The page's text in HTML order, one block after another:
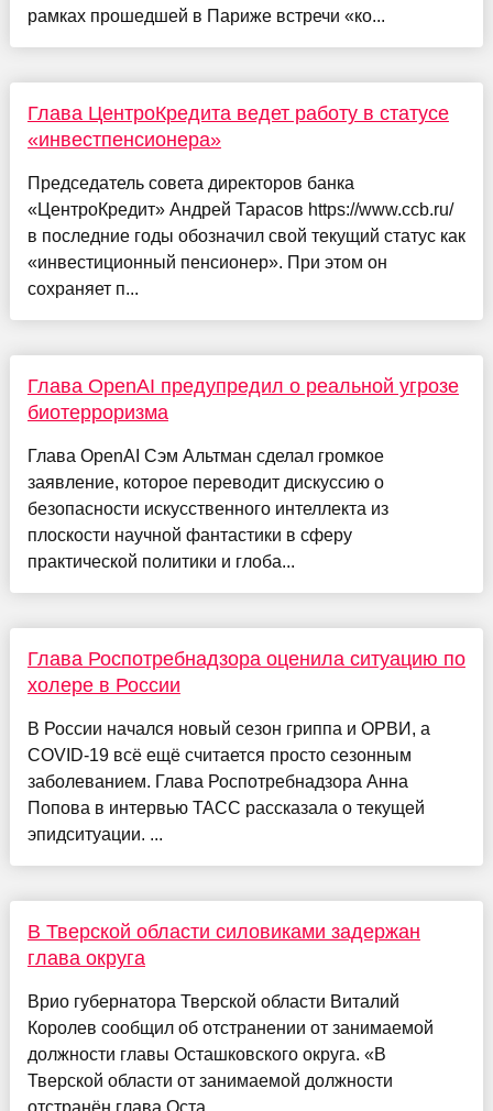
рамках прошедшей в Париже встречи «ко...
Глава ЦентроКредита ведет работу в статусе
«инвестпенсионера»
Председатель совета директоров банка
«ЦентроКредит» Андрей Тарасов https://www.ccb.ru/
в последние годы обозначил свой текущий статус как
«инвестиционный пенсионер». При этом он
сохраняет п...
Глава OpenAI предупредил о реальной угрозе
биотерроризма
Глава OpenAI Сэм Альтман сделал громкое
заявление, которое переводит дискуссию о
безопасности искусственного интеллекта из
плоскости научной фантастики в сферу
практической политики и глоба...
Глава Роспотребнадзора оценила ситуацию по
холере в России
В России начался новый сезон гриппа и ОРВИ, а
COVID-19 всё ещё считается просто сезонным
заболеванием. Глава Роспотребнадзора Анна
Попова в интервью ТАСС рассказала о текущей
эпидситуации. ...
В Тверской области силовиками задержан
глава округа
Врио губернатора Тверской области Виталий
Королев сообщил об отстранении от занимаемой
должности главы Осташковского округа. «В
Тверской области от занимаемой должности
отстранён глава Оста...